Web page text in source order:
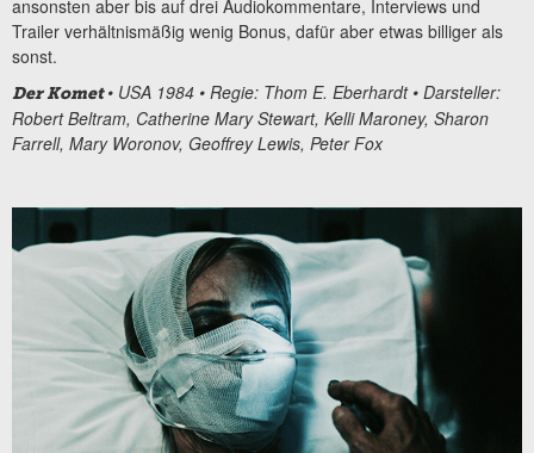
ansonsten aber bis auf drei Audiokommentare, Interviews und
Trailer verhältnismäßig wenig Bonus, dafür aber etwas billiger als
sonst.
Der Komet• USA 1984 • Regie: Thom E. Eberhardt• Darsteller:
Robert Beltram, Catherine Mary Stewart, Kelli Maroney, Sharon
Farrell, Mary Woronov, Geoffrey Lewis, Peter Fox